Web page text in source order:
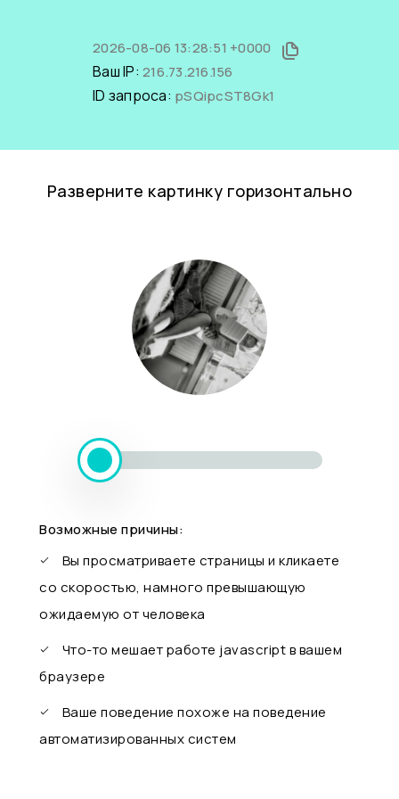
2026-08-06 13:28:51 +0000
Ваш IP: 216.73.216.156
ID запроса: pSQipcST8Gk1
Разверните картинку горизонтально
Возможные причины:
Вы просматриваете страницы и кликаете
со скоростью, намного превышающую
ожидаемую от человека
Что-то мешает работе javascript в вашем
браузере
Ваше поведение похоже на поведение
автоматизированных систем